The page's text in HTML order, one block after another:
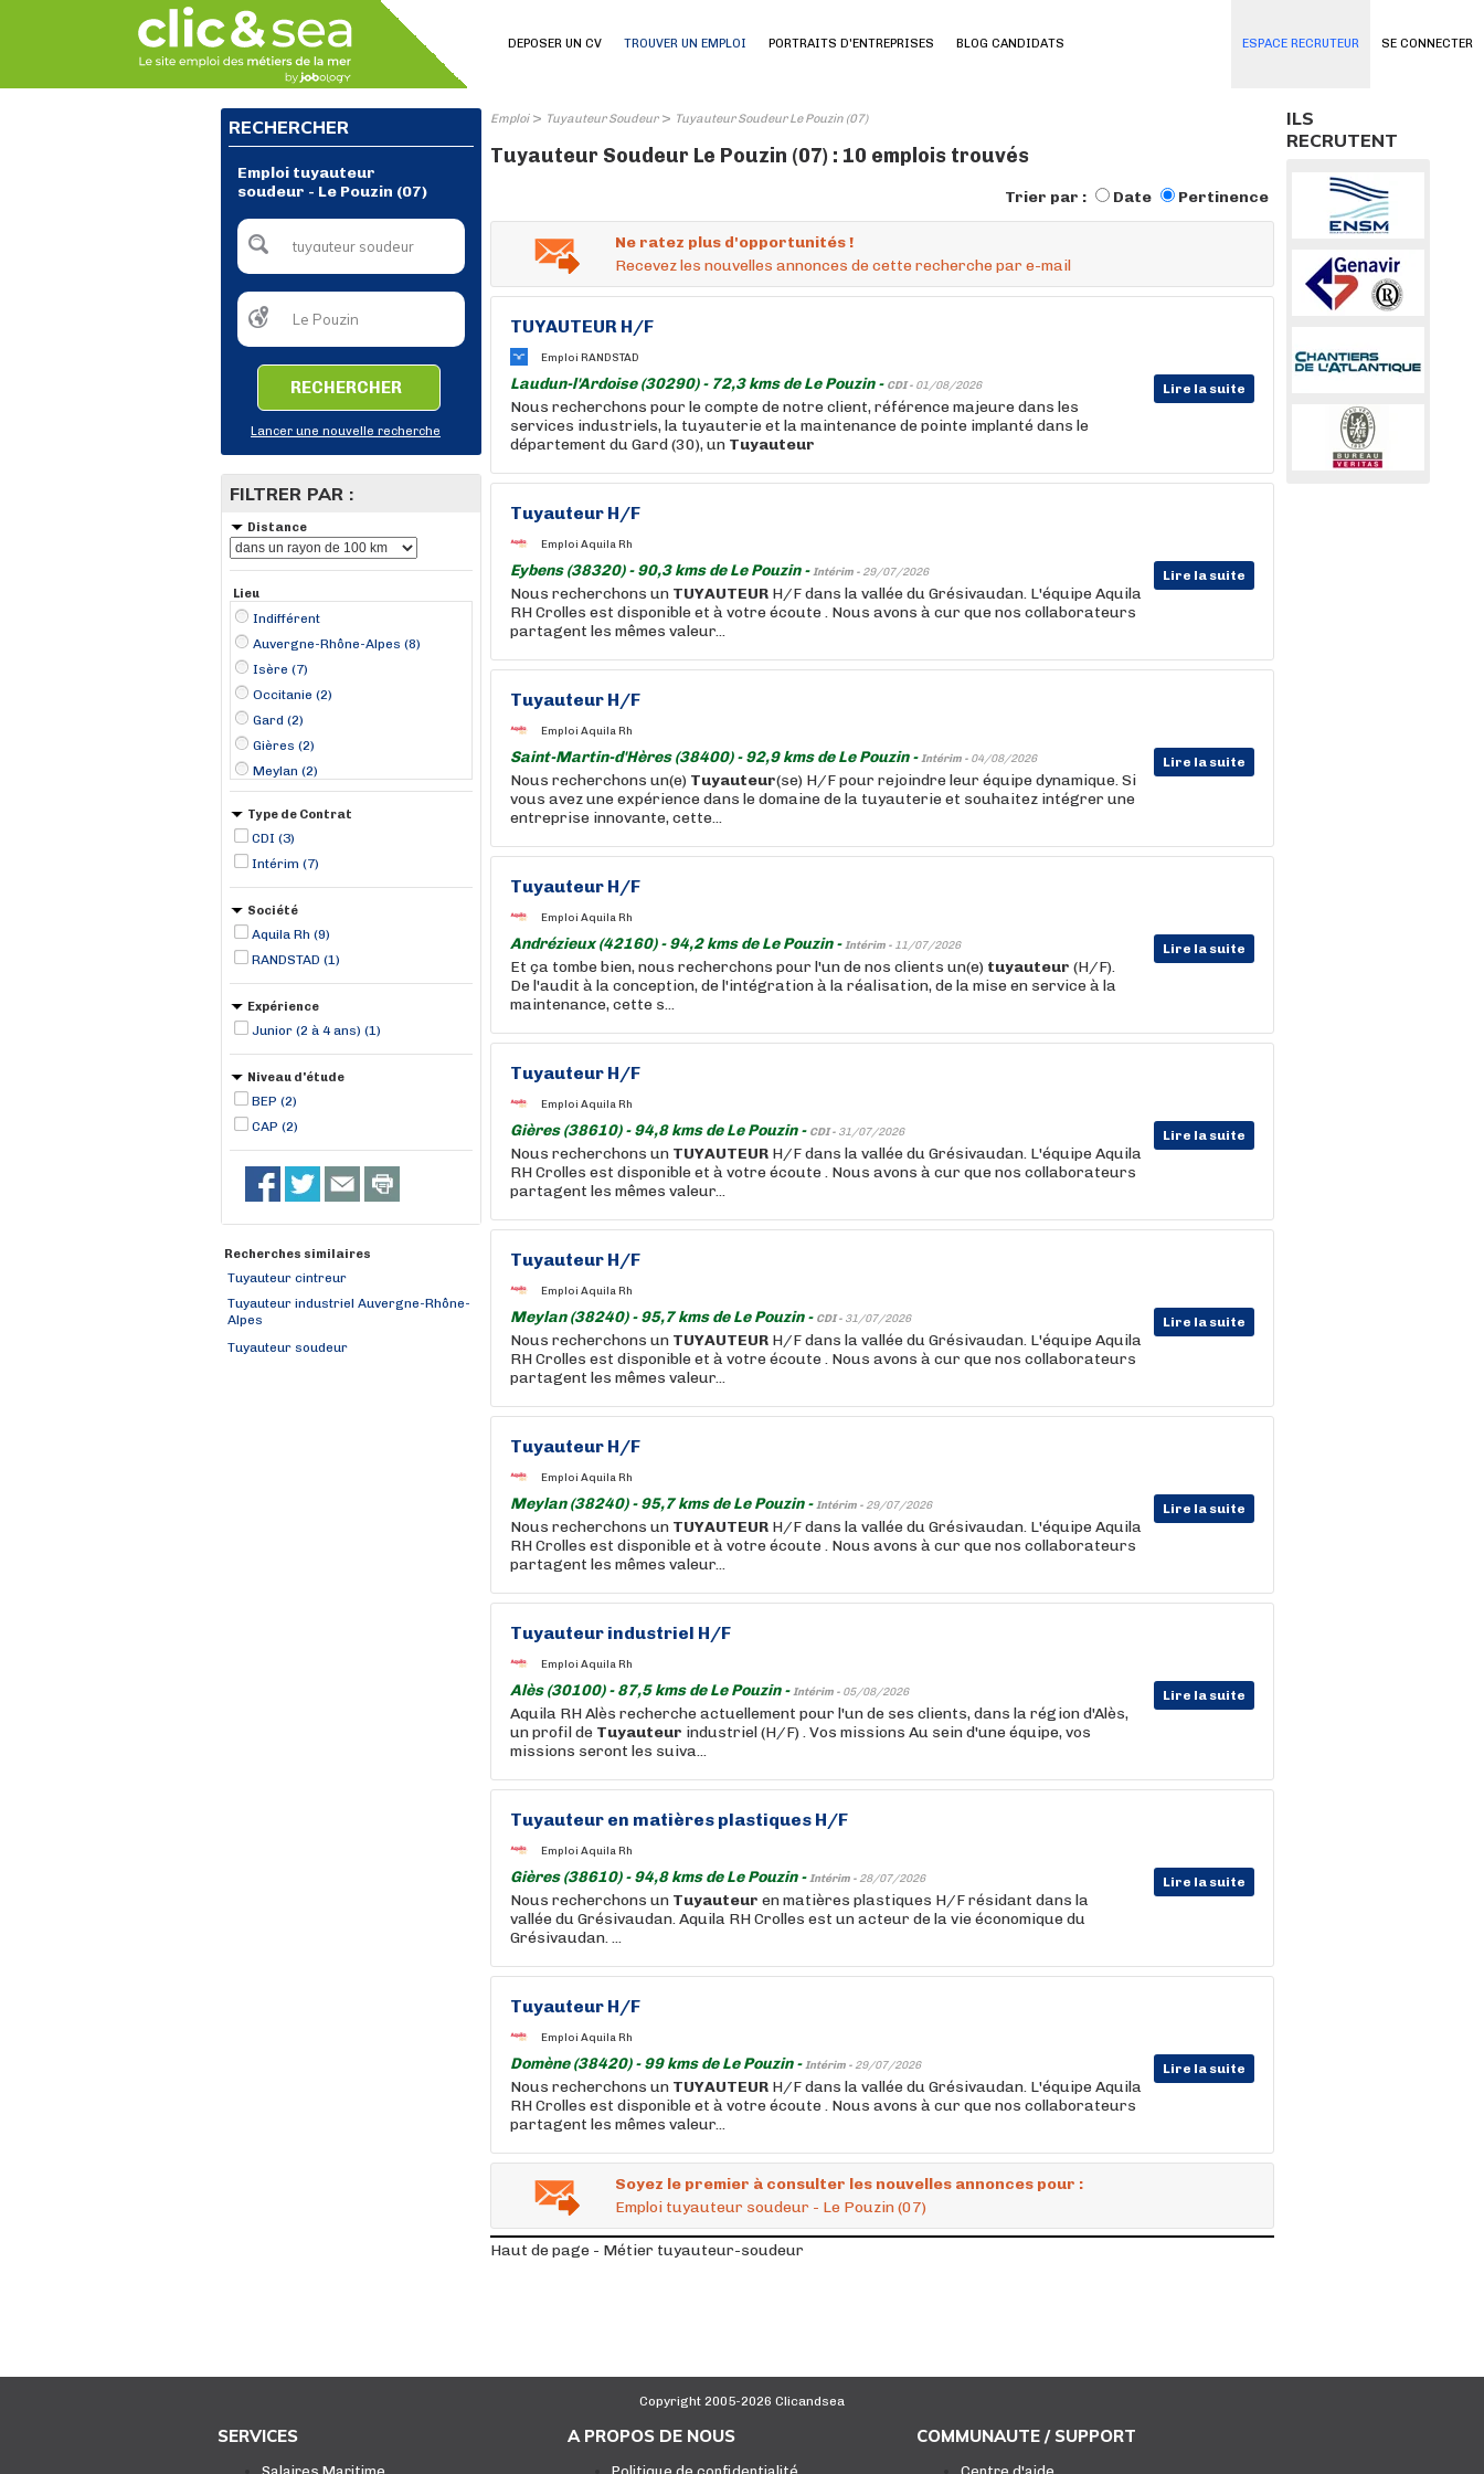
SE CONNECTER
DEPOSER UN CV TROUVER UN EMPLOI PORTRAITS D'ENTREPRISES BLOG CANDIDATS ESPACE RECRUTEUR
RECHERCHER
Emploi tuyauteur
soudeur - Le Pouzin (07)
RECHERCHER
Lancer une nouvelle recherche
FILTRER PAR :
Distance
Lieu
Indifférent
Auvergne-Rhône-Alpes (8)
Isère (7)
Occitanie (2)
Gard (2)
Gières (2)
Meylan (2)
Alès (1)
Andrézieux (1)
Domène (1)
Eybens (1)
Type de Contrat
CDI (3)
Intérim (7)
Société
Aquila Rh (9)
RANDSTAD (1)
Expérience
Junior (2 à 4 ans) (1)
Niveau d'étude
BEP (2)
CAP (2)
Recherches similaires
Tuyauteur cintreur
Tuyauteur industriel Auvergne-Rhône-
Alpes
Tuyauteur soudeur
Emploi> Tuyauteur Soudeur> Tuyauteur Soudeur Le Pouzin (07)
Tuyauteur Soudeur Le Pouzin (07) : 10 emplois trouvés
Trier par : Date Pertinence
Ne ratez plus d'opportunités !
Recevez les nouvelles annonces de cette recherche par e-mail
TUYAUTEUR H/F
Emploi RANDSTAD
Laudun-l'Ardoise (30290) - 72,3 kms de Le Pouzin - CDI - 01/08/2026 Lire la suite
Nous recherchons pour le compte de notre client, référence majeure dans les
services industriels, la tuyauterie et la maintenance de pointe implanté dans le
département du Gard (30), un Tuyauteur
Tuyauteur H/F
Emploi Aquila Rh
Eybens (38320) - 90,3 kms de Le Pouzin -Intérim - 29/07/2026 Lire la suite
Nous recherchons un TUYAUTEUR H/F dans la vallée du Grésivaudan. L'équipe Aquila
RH Crolles est disponible et à votre écoute . Nous avons à cur que nos collaborateurs
partagent les mêmes valeur...
Tuyauteur H/F
Emploi Aquila Rh
Saint-Martin-d'Hères (38400) - 92,9 kms de Le Pouzin -Intérim - 04/08/2026 Lire la suite
Nous recherchons un(e) Tuyauteur(se) H/F pour rejoindre leur équipe dynamique. Si
vous avez une expérience dans le domaine de la tuyauterie et souhaitez intégrer une
entreprise innovante, cette...
Tuyauteur H/F
Emploi Aquila Rh
Andrézieux (42160) - 94,2 kms de Le Pouzin -Intérim - 11/07/2026 Lire la suite
Et ça tombe bien, nous recherchons pour l'un de nos clients un(e) tuyauteur (H/F).
De l'audit à la conception, de l'intégration à la réalisation, de la mise en service à la
maintenance, cette s...
Tuyauteur H/F
Emploi Aquila Rh
Gières (38610) - 94,8 kms de Le Pouzin - CDI - 31/07/2026 Lire la suite
Nous recherchons un TUYAUTEUR H/F dans la vallée du Grésivaudan. L'équipe Aquila
RH Crolles est disponible et à votre écoute . Nous avons à cur que nos collaborateurs
partagent les mêmes valeur...
Tuyauteur H/F
Emploi Aquila Rh
Meylan (38240) - 95,7 kms de Le Pouzin - CDI - 31/07/2026 Lire la suite
Nous recherchons un TUYAUTEUR H/F dans la vallée du Grésivaudan. L'équipe Aquila
RH Crolles est disponible et à votre écoute . Nous avons à cur que nos collaborateurs
partagent les mêmes valeur...
Tuyauteur H/F
Emploi Aquila Rh
Meylan (38240) - 95,7 kms de Le Pouzin -Intérim - 29/07/2026 Lire la suite
Nous recherchons un TUYAUTEUR H/F dans la vallée du Grésivaudan. L'équipe Aquila
RH Crolles est disponible et à votre écoute . Nous avons à cur que nos collaborateurs
partagent les mêmes valeur...
Tuyauteur industriel H/F
Emploi Aquila Rh
Alès (30100) - 87,5 kms de Le Pouzin -Intérim - 05/08/2026 Lire la suite
Aquila RH Alès recherche actuellement pour l'un de ses clients, dans la région d'Alès,
un profil de Tuyauteur industriel (H/F) . Vos missions Au sein d'une équipe, vos
missions seront les suiva...
Tuyauteur en matières plastiques H/F
Emploi Aquila Rh
Gières (38610) - 94,8 kms de Le Pouzin -Intérim - 28/07/2026 Lire la suite
Nous recherchons un Tuyauteur en matières plastiques H/F résidant dans la
vallée du Grésivaudan. Aquila RH Crolles est un acteur de la vie économique du
Grésivaudan. ...
Tuyauteur H/F
Emploi Aquila Rh
Domène (38420) - 99 kms de Le Pouzin -Intérim - 29/07/2026 Lire la suite
Nous recherchons un TUYAUTEUR H/F dans la vallée du Grésivaudan. L'équipe Aquila
RH Crolles est disponible et à votre écoute . Nous avons à cur que nos collaborateurs
partagent les mêmes valeur...
Soyez le premier à consulter les nouvelles annonces pour :
Emploi tuyauteur soudeur - Le Pouzin (07)
Haut de page - Métier tuyauteur-soudeur
ILS
RECRUTENT
Copyright 2005-2026 Clicandsea
SERVICES A PROPOS DE NOUS COMMUNAUTE / SUPPORT